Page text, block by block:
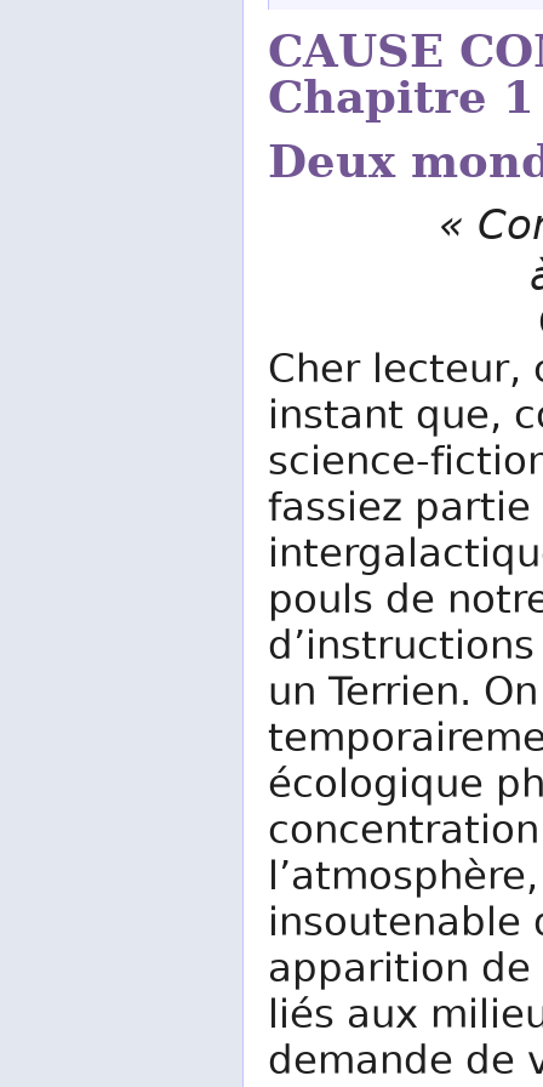
CAUSE
Chapitre
Deux
«
Cher lecteur,
instant que,
science-
fassiez
pouls de
un Terrien.
écologique
insoutenable
apparition
liés aux
demande de